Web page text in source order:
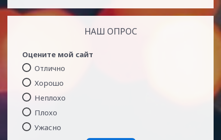
НАШ ОПРОС
Оцените мой сайт
Отлично
Хорошо
Неплохо
Плохо
Ужасно